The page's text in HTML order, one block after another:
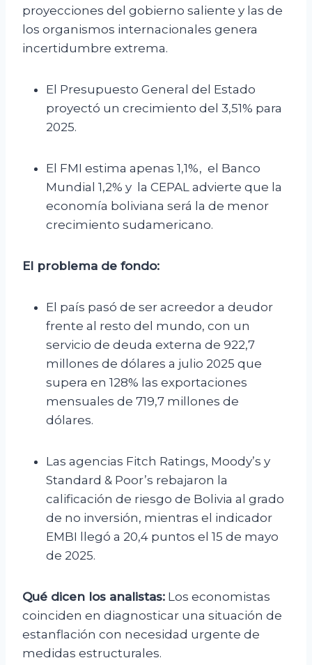
proyecciones del gobierno saliente y las de
los organismos internacionales genera
incertidumbre extrema.
El Presupuesto General del Estado
proyectó un crecimiento del 3,51% para
2025.
El FMI estima apenas 1,1%, el Banco
Mundial 1,2% y la CEPAL advierte que la
economía boliviana será la de menor
crecimiento sudamericano.
El problema de fondo:
El país pasó de ser acreedor a deudor
frente al resto del mundo, con un
servicio de deuda externa de 922,7
millones de dólares a julio 2025 que
supera en 128% las exportaciones
mensuales de 719,7 millones de
dólares.
Las agencias Fitch Ratings, Moody’s y
Standard & Poor’s rebajaron la
calificación de riesgo de Bolivia al grado
de no inversión, mientras el indicador
EMBI llegó a 20,4 puntos el 15 de mayo
de 2025.
Qué dicen los analistas: Los economistas
coinciden en diagnosticar una situación de
estanflación con necesidad urgente de
medidas estructurales.